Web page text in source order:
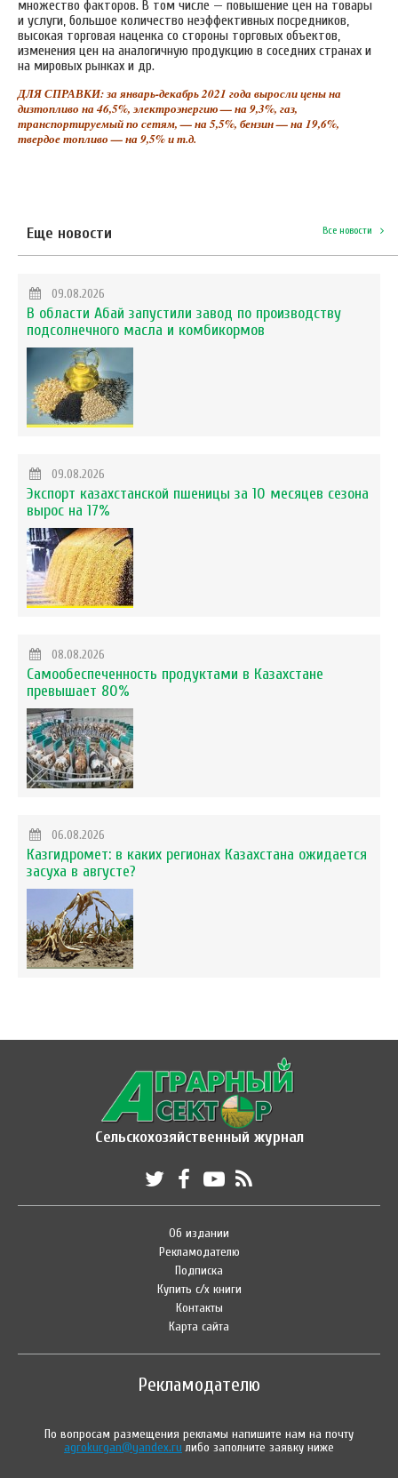
множество факторов. В том числе — повышение цен на товары
и услуги, большое количество неэффективных посредников,
высокая торговая наценка со стороны торговых объектов,
изменения цен на аналогичную продукцию в соседних странах и
на мировых рынках и др.
ДЛЯ СПРАВКИ: за январь-декабрь 2021 года выросли цены на
дизтопливо на 46,5%, электроэнергию — на 9,3%, газ,
транспортируемый по сетям, — на 5,5%, бензин — на 19,6%,
твердое топливо — на 9,5% и т.д.
Еще новости Все новости
09.08.2026
В области Абай запустили завод по производству
подсолнечного масла и комбикормов
09.08.2026
Экспорт казахстанской пшеницы за 10 месяцев сезона
вырос на 17%
08.08.2026
Самообеспеченность продуктами в Казахстане
превышает 80%
06.08.2026
Казгидромет: в каких регионах Казахстана ожидается
засуха в августе?
Сельскохозяйственный журнал
Об издании
Рекламодателю
Подписка
Купить с/х книги
Контакты
Карта сайта
Рекламодателю
По вопросам размещения рекламы напишите нам на почту
agrokurgan@yandex.ru либо заполните заявку ниже